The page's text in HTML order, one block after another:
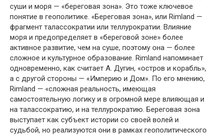
суши и моря — «береговая зона». Это тоже ключевое
понятие в геополитике. «Береговая зона», или Rimland —
фрагмент талассократии или теллурократии. Влияние
моря и предопределяет в «береговой зоне» более
активное развитие, чем на суше, поэтому она — более
сложное и культурное образование. Rimland напоминает
одновременно, как считает А. Дугин, «остров и корабль»,
а с другой стороны — «Империю и Дом». По его мнению,
Rimland — «сложная реальность, имеющая
самостоятельную логику и в огромной мере влияющая и
на талассократию, и на теллурократию. Береговая зона
выступает как субъект истории со своей волей и
судьбой, но реализуются они в рамках геополитического